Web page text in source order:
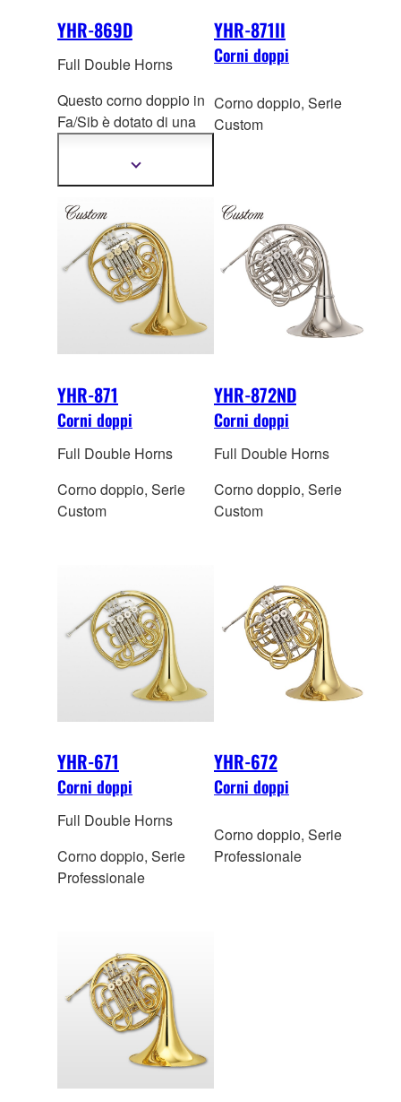
YHR-869D
Full Double Horns
Questo corno doppio in
Fa/Sib è dotato di una
giallo, misura MS
staccabile. Il canneggio
è di 12,1 millimetri. Lo
strumento ha la f
laccata trasparente e
include una facile
conversione tra Fa/Sib e
Sib/Fa, un gancio
regolabile per il mignolo
e un’agevole chiave
Mostra
YHR-871II
Corni doppi
Corno doppio, Serie
Custom
YHR-871
Corni doppi
Full Double Horns
Corno doppio, Serie
Custom
YHR-872ND
Corni doppi
Full Double Horns
Corno doppio, Serie
Custom
YHR-671
Corni doppi
Full Double Horns
Corno doppio, Serie
Professionale
YHR-672
Corni doppi
Corno doppio, Serie
Professionale